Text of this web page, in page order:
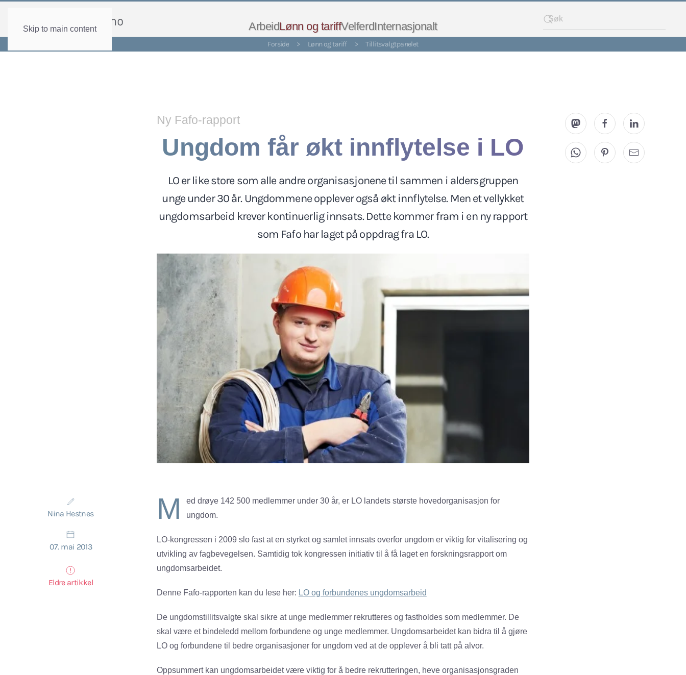
Skip to main content ArbeidLønn og tariffVelferdInternasjonalt
Forside > Lønn og tariff > Tillitsvalgtpanelet
Ny Fafo-rapport
Ungdom får økt innflytelse i LO
LO er like store som alle andre organisasjonene til sammen i aldersgruppen
unge under 30 år. Ungdommene opplever også økt innflytelse. Men et vellykket
ungdomsarbeid krever kontinuerlig innsats. Dette kommer fram i en ny rapport
som Fafo har laget på oppdrag fra LO.
Nina Hestnes
07. mai 2013
Eldre artikkel
M
ed drøye 142 500 medlemmer under 30 år, er LO landets største hovedorganisasjon for
ungdom.
LO-kongressen i 2009 slo fast at en styrket og samlet innsats overfor ungdom er viktig for vitalisering og
utvikling av fagbevegelsen. Samtidig tok kongressen initiativ til å få laget en forskningsrapport om
ungdomsarbeidet.
Denne Fafo-rapporten kan du lese her: LO og forbundenes ungdomsarbeid
De ungdomstillitsvalgte skal sikre at unge medlemmer rekrutteres og fastholdes som medlemmer. De
skal være et bindeledd mellom forbundene og unge medlemmer. Ungdomsarbeidet kan bidra til å gjøre
LO og forbundene til bedre organisasjoner for ungdom ved at de opplever å bli tatt på alvor.
Oppsummert kan ungdomsarbeidet være viktig for å bedre rekrutteringen, heve organisasjonsgraden